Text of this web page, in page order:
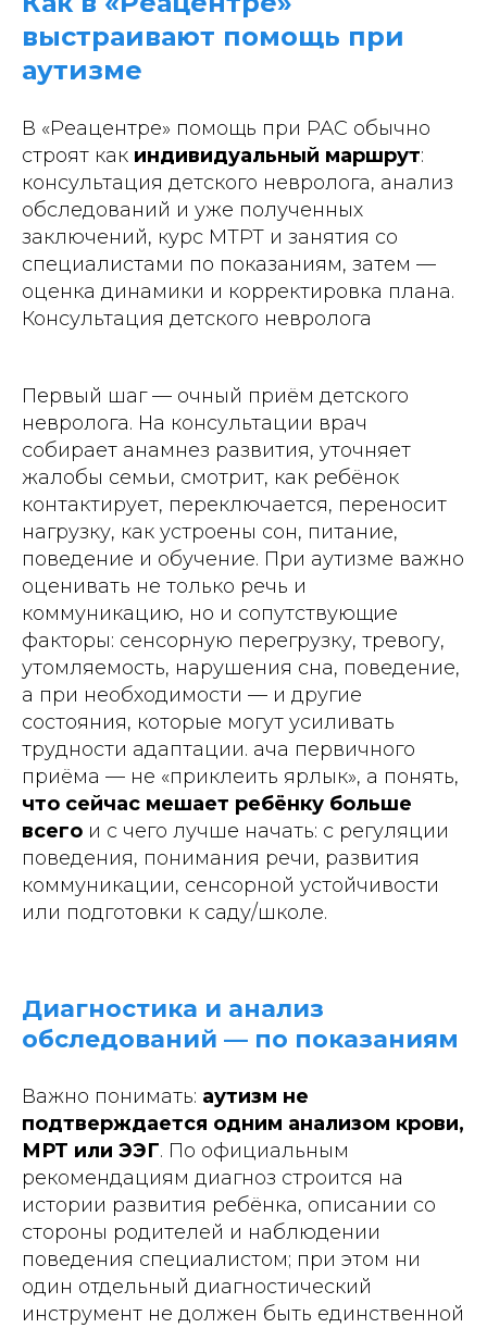
выстраивают помощь при
аутизме
В «Реацентре» помощь при РАС обычно
строят как индивидуальный маршрут:
консультация детского невролога, анализ
обследований и уже полученных
заключений, курс МТРТ и занятия со
специалистами по показаниям, затем —
оценка динамики и корректировка плана.
Консультация детского невролога
Первый шаг — очный приём детского
невролога. На консультации врач
собирает анамнез развития, уточняет
жалобы семьи, смотрит, как ребёнок
контактирует, переключается, переносит
нагрузку, как устроены сон, питание,
поведение и обучение. При аутизме важно
оценивать не только речь и
коммуникацию, но и сопутствующие
факторы: сенсорную перегрузку, тревогу,
утомляемость, нарушения сна, поведение,
а при необходимости — и другие
состояния, которые могут усиливать
трудности адаптации. ача первичного
приёма — не «приклеить ярлык», а понять,
что сейчас мешает ребёнку больше
всего и с чего лучше начать: с регуляции
поведения, понимания речи, развития
коммуникации, сенсорной устойчивости
или подготовки к саду/школе.
Диагностика и анализ
обследований — по показаниям
Важно понимать: аутизм не
подтверждается одним анализом крови,
МРТ или ЭЭГ. По официальным
рекомендациям диагноз строится на
истории развития ребёнка, описании со
стороны родителей и наблюдении
поведения специалистом; при этом ни
один отдельный диагностический
инструмент не должен быть единственной